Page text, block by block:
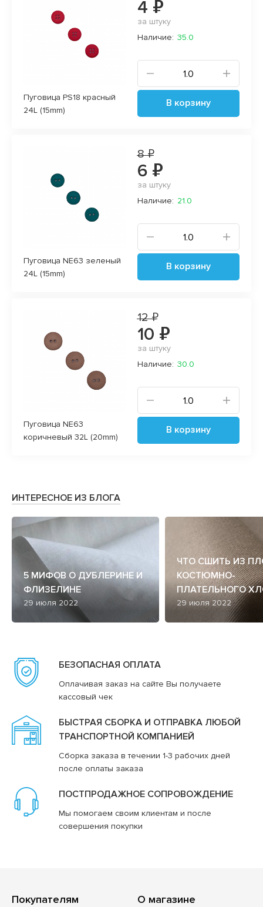
Пуговица PS18 красный
24L (15mm)
4 ₽
за штуку
Наличие: 35.0
В корзину
Пуговица NE63 зеленый
24L (15mm)
8 ₽
6 ₽
за штуку
Наличие: 21.0
В корзину
Пуговица NE63
коричневый 32L (20mm)
12 ₽
10 ₽
за штуку
Наличие: 30.0
В корзину
ИНТЕРЕСНОЕ ИЗ БЛОГА
5 МИФОВ О ДУБЛЕРИНЕ И
ФЛИЗЕЛИНЕ
29 июля 2022
ЧТО СШИТЬ ИЗ
КОСТЮМНО-
ПЛАТЕЛЬНОГО
29 июля 2022
БЕЗОПАСНАЯ ОПЛАТА
Оплачивая заказ на сайте Вы получаете
кассовый чек
БЫСТРАЯ СБОРКА И ОТПРАВКА ЛЮБОЙ
ТРАНСПОРТНОЙ КОМПАНИЕЙ
Сборка заказа в течении 1-3 рабочих дней
после оплаты заказа
ПОСТПРОДАЖНОЕ СОПРОВОЖДЕНИЕ
Мы помогаем своим клиентам и после
совершения покупки
Покупателям О магазине